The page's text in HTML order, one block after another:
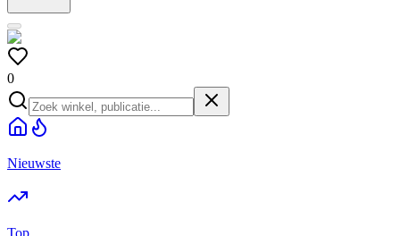
0
Nieuwste